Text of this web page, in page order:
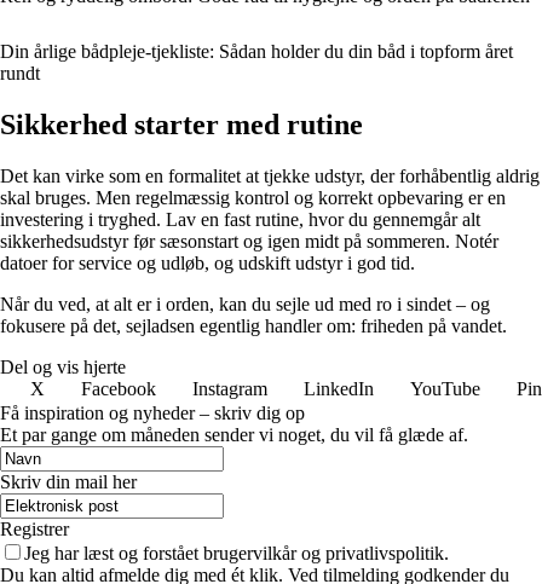
Din årlige bådpleje-tjekliste: Sådan holder du din båd i topform året
rundt
Sikkerhed starter med rutine
Det kan virke som en formalitet at tjekke udstyr, der forhåbentlig aldrig
skal bruges. Men regelmæssig kontrol og korrekt opbevaring er en
investering i tryghed. Lav en fast rutine, hvor du gennemgår alt
sikkerhedsudstyr før sæsonstart og igen midt på sommeren. Notér
datoer for service og udløb, og udskift udstyr i god tid.
Når du ved, at alt er i orden, kan du sejle ud med ro i sindet – og
fokusere på det, sejladsen egentlig handler om: friheden på vandet.
Del og vis hjerte
X
Facebook Instagram LinkedIn YouTube
Få inspiration og nyheder – skriv dig op
Et par gange om måneden sender vi noget, du vil få glæde af.
Skriv din mail her
Registrer
Jeg har læst og forstået brugervilkår og privatlivspolitik.
Du kan altid afmelde dig med ét klik. Ved tilmelding godkender du